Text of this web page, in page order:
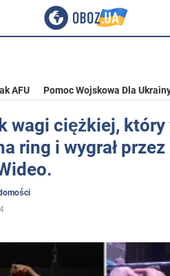
AFU Pomoc Wojskowa Dla
wagi ciężkiej, który
ring i wygrał
4